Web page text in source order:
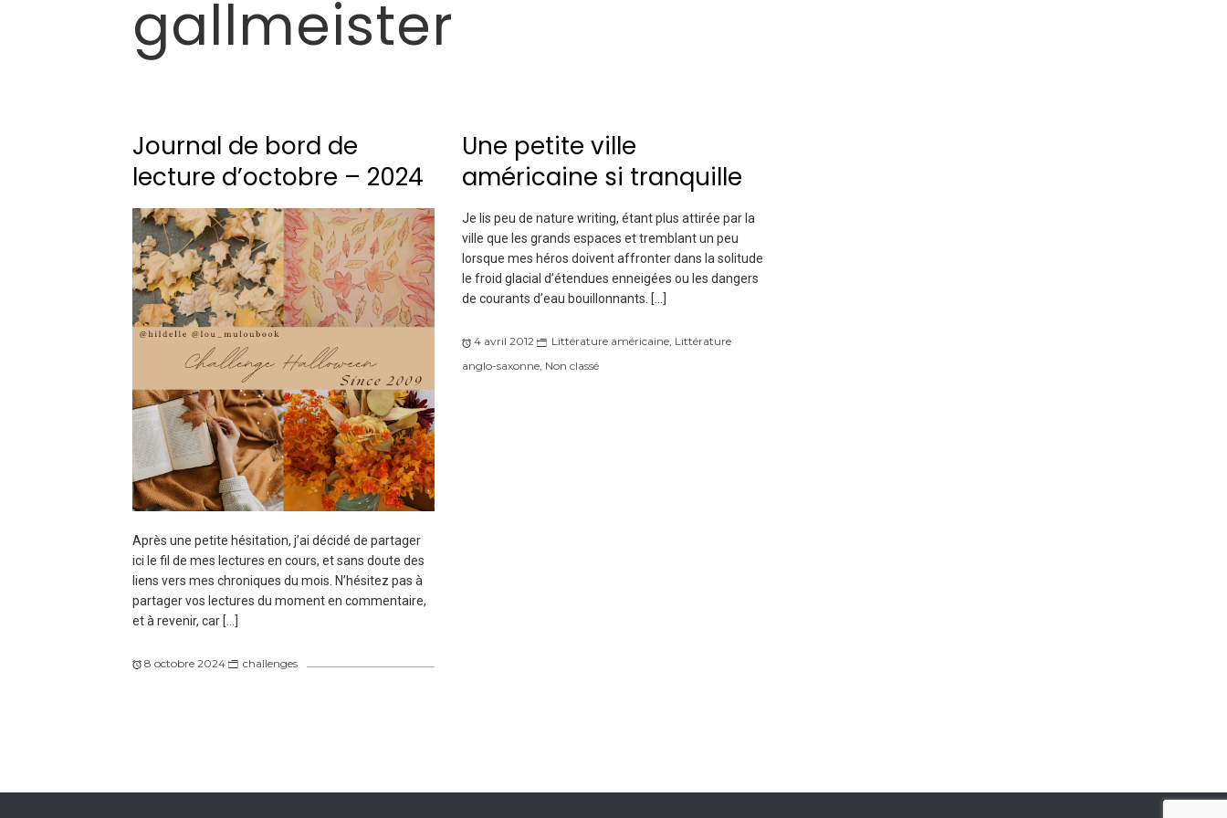
gallmeister
Journal de bord de
lecture d’octobre – 2024
Après une petite hésitation, j’ai décidé de partager
ici le fil de mes lectures en cours, et sans doute des
liens vers mes chroniques du mois. N’hésitez pas à
partager vos lectures du moment en commentaire,
et à revenir, car […]
8 octobre 2024 challenges
Une petite ville
américaine si tranquille
Je lis peu de nature writing, étant plus attirée par la
ville que les grands espaces et tremblant un peu
lorsque mes héros doivent affronter dans la solitude
le froid glacial d’étendues enneigées ou les dangers
de courants d’eau bouillonnants. […]
4 avril 2012 Littérature américaine, Littérature
anglo-saxonne, Non classé